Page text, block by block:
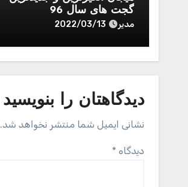
گجت های سال 96
مدیر 2022/03/13
دیدگاهتان را بنویسید
نشانی ایمیل شما منتشر نخواهد شد.
دیدگاه *